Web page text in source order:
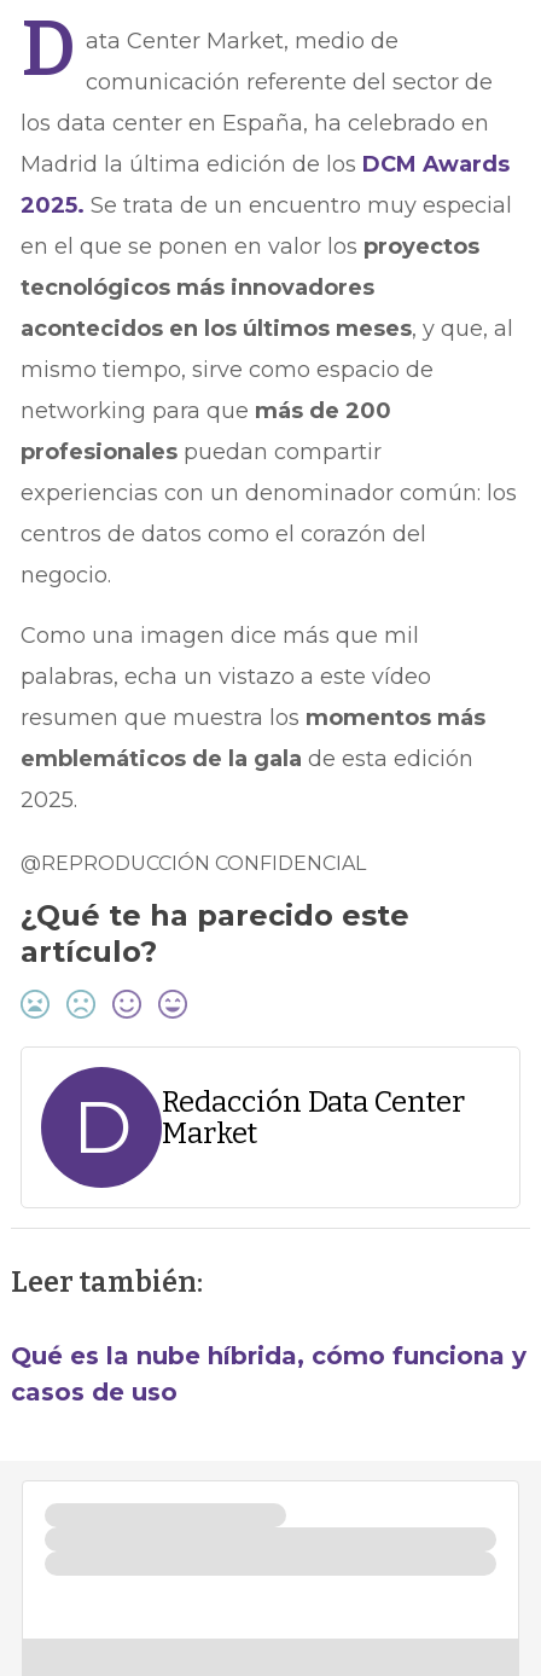
D ata Center Market, medio de
comunicación referente del sector de
los data center en España, ha celebrado en
Madrid la última edición de los DCM Awards
2025. Se trata de un encuentro muy especial
en el que se ponen en valor los proyectos
tecnológicos más innovadores
acontecidos en los últimos meses, y que, al
mismo tiempo, sirve como espacio de
networking para que más de 200
profesionales puedan compartir
experiencias con un denominador común: los
centros de datos como el corazón del
negocio.
Como una imagen dice más que mil
palabras, echa un vistazo a este vídeo
resumen que muestra los momentos más
emblemáticos de la gala de esta edición
2025.
@REPRODUCCIÓN CONFIDENCIAL
¿Qué te ha parecido este
artículo?
D
Redacción Data Center
Market
Leer también:
Qué es la nube híbrida, cómo funciona y
casos de uso